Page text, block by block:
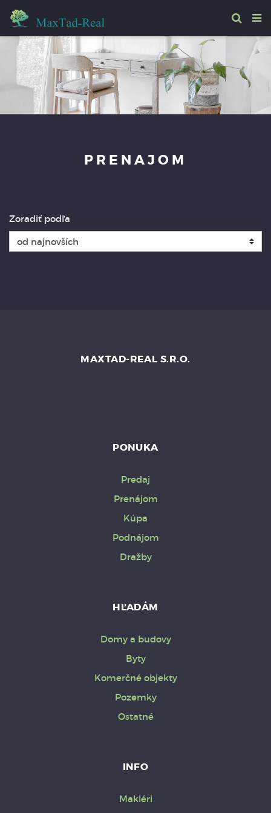
PRENAJOM
Zoradiť podľa
MAXTAD-REAL S.R.O.
PONUKA
Predaj
Prenájom
Kúpa
Podnájom
Dražby
HĽADÁM
Domy a budovy
Byty
Komerčné objekty
Pozemky
Ostatné
INFO
Makléri